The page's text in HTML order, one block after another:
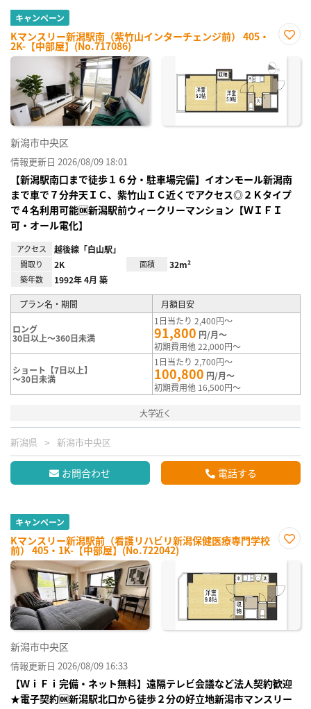
キャンペーン
Kマンスリー新潟駅南（紫竹山インターチェンジ前） 405・
2K-【中部屋】(No.717086)
に入
録
新潟市中央区
情報更新日 2026/08/09 18:01
【新潟駅南口まで徒歩１６分・駐車場完備】イオンモール新潟南
まで車で７分弁天ＩＣ、紫竹山ＩＣ近くでアクセス◎２Ｋタイプ
で４名利用可能🆗新潟駅前ウィークリーマンション【ＷＩＦＩ
可・オール電化】
アクセス 越後線「白山駅」
間取り 2K 面積 32m²
築年数 1992年 4月 築
プラン名・期間 月額目安
ロング
30日以上～360日未満
1日当たり 2,400円～
91,800 円/月～
初期費用他 22,000円～
ショート【7日以上】
～30日未満
1日当たり 2,700円～
100,800 円/月～
初期費用他 16,500円～
大学近く
新潟県 新潟市中央区
お問合わせ 電話する
キャンペーン
Kマンスリー新潟駅前（看護リハビリ新潟保健医療専門学校
前） 405・1K-【中部屋】(No.722042)
に入
録
新潟市中央区
情報更新日 2026/08/09 16:33
【ＷｉＦｉ完備・ネット無料】遠隔テレビ会議など法人契約歓迎
★電子契約🆗新潟駅北口から徒歩２分の好立地新潟市マンスリー